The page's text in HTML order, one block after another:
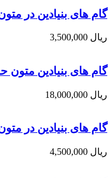
گام های بنیادین در
ریال
گام های بنیادین متون
ریال
گام های بنیادین در
ریال